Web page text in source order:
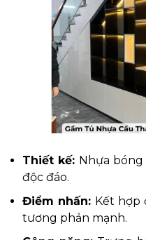
Thiết kế: Nhựa
độc đáo.
Điểm nhấn: Kết hợp
tương phản mạnh.